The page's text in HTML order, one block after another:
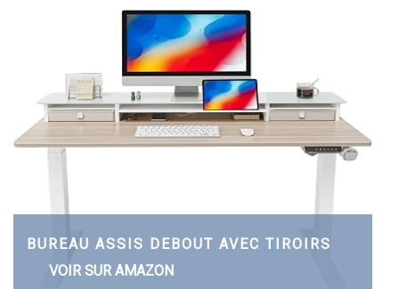
BUREAU ASSIS DEBOUT AVEC TIROIRS
VOIR SUR AMAZON